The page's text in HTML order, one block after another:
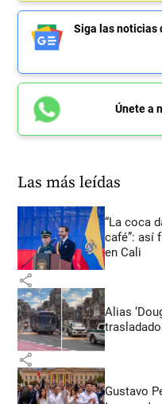
Siga las noticias
Únete a
Las más leídas
“La coca
café”: así
en Cali
share
Alias
share
Gustavo